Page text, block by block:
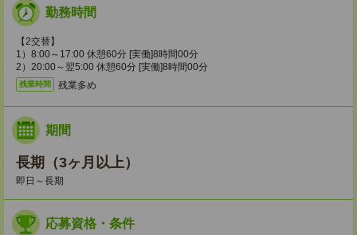
勤務時間
【2交替】
1）8:00～17:00 休憩60分 [実働]8時間00分
2）20:00～翌5:00 休憩60分 [実働]8時間00分
残業時間 残業多め
期間
長期（3ヶ月以上）
即日～長期
応募資格・条件